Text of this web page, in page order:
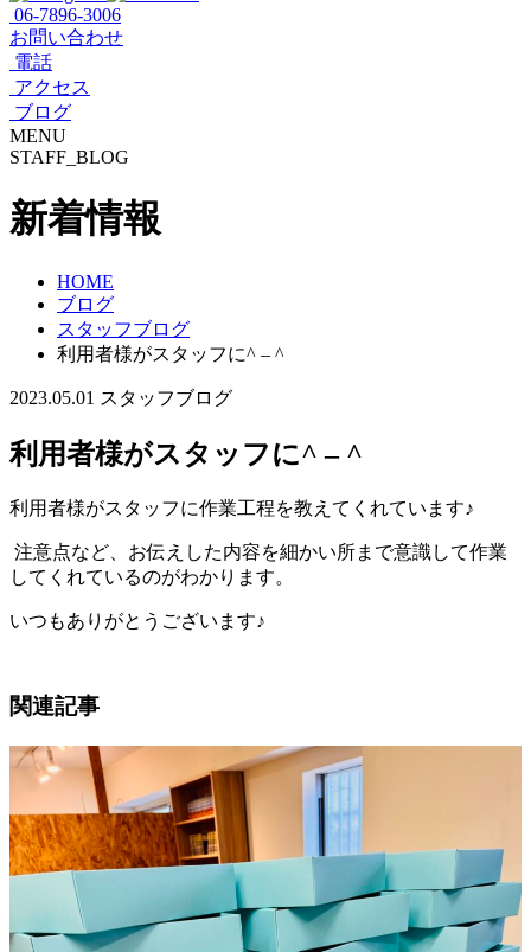
06-7896-3006
お問い合わせ
電話
アクセス
ブログ
MENU
STAFF_BLOG
新着情報
HOME
ブログ
スタッフブログ
利用者様がスタッフに^ – ^
2023.05.01 スタッフブログ
利用者様がスタッフに^ – ^
利用者様がスタッフに作業工程を教えてくれています♪
注意点など、お伝えした内容を細かい所まで意識して作業
してくれているのがわかります。
いつもありがとうございます♪
関連記事